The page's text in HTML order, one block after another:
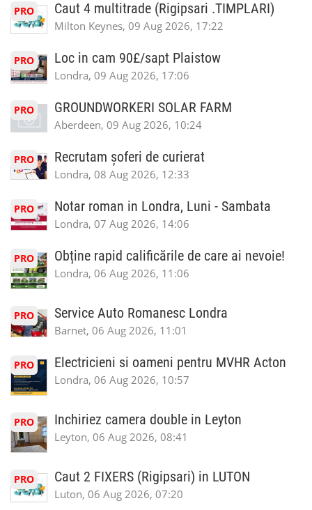
PRO Caut 4 multitrade (Rigipsari .TIMPLARI)
Milton Keynes, 09 Aug 2026, 17:22
PRO Loc in cam 90£/sapt Plaistow
Londra, 09 Aug 2026, 17:06
PRO GROUNDWORKERI SOLAR FARM
Aberdeen, 09 Aug 2026, 10:24
PRO Recrutam șoferi de curierat
Londra, 08 Aug 2026, 12:33
PRO Notar roman in Londra, Luni - Sambata
Londra, 07 Aug 2026, 14:06
PRO Obține rapid calificările de care ai nevoie!
Londra, 06 Aug 2026, 11:06
PRO Service Auto Romanesc Londra
Barnet, 06 Aug 2026, 11:01
PRO Electricieni si oameni pentru MVHR Acton
Londra, 06 Aug 2026, 10:57
PRO Inchiriez camera double in Leyton
Leyton, 06 Aug 2026, 08:41
PRO Caut 2 FIXERS (Rigipsari) in LUTON
Luton, 06 Aug 2026, 07:20